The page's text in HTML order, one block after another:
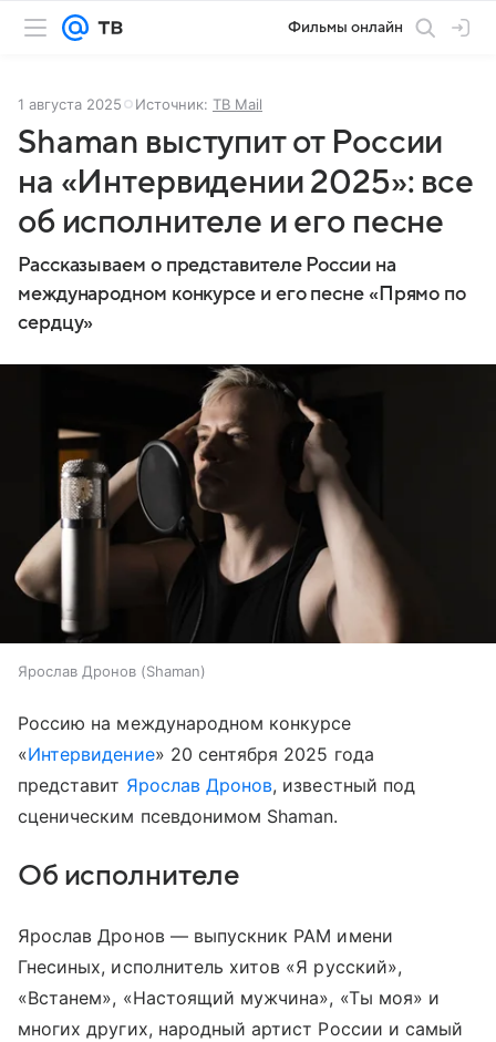
Фильмы онлайн
1 августа 2025 Источник: ТВ Mail
Shaman выступит от России
на «Интервидении 2025»: все
об исполнителе и его песне
Рассказываем о представителе России на
международном конкурсе и его песне «Прямо по
сердцу»
Ярослав Дронов (Shaman)
Россию на международном конкурсе
«Интервидение» 20 сентября 2025 года
представит Ярослав Дронов, известный под
сценическим псевдонимом Shaman.
Об исполнителе
Ярослав Дронов — выпускник РАМ имени
Гнесиных, исполнитель хитов «Я русский»,
«Встанем», «Настоящий мужчина», «Ты моя» и
многих других, народный артист России и самый